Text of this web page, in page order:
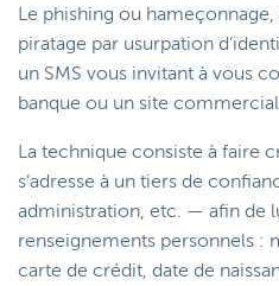
Le phishing ou
piratage par usurpation
un SMS vous invitant à vous
banque ou un site
La technique consiste à faire
s’adresse à un tiers de
administration, etc. — afin de
renseignements personnels :
carte de crédit, date de